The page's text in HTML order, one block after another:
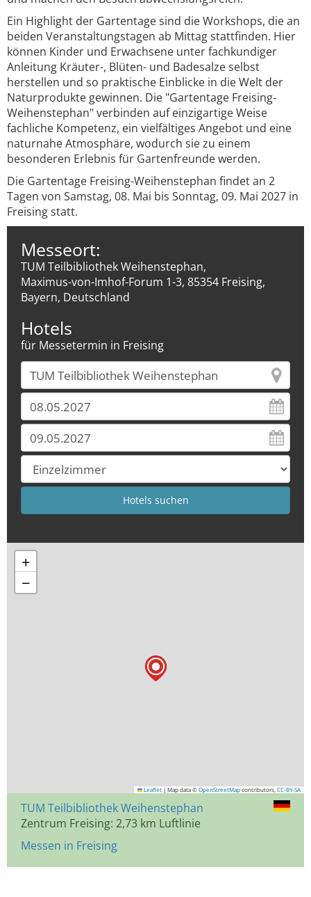
Ein Highlight der Gartentage sind die Workshops, die an
beiden Veranstaltungstagen ab Mittag stattfinden. Hier
können Kinder und Erwachsene unter fachkundiger
Anleitung Kräuter-, Blüten- und Badesalze selbst
herstellen und so praktische Einblicke in die Welt der
Naturprodukte gewinnen. Die "Gartentage Freising-
Weihenstephan" verbinden auf einzigartige Weise
fachliche Kompetenz, ein vielfältiges Angebot und eine
naturnahe Atmosphäre, wodurch sie zu einem
besonderen Erlebnis für Gartenfreunde werden.
Die Gartentage Freising-Weihenstephan findet an 2
Tagen von Samstag, 08. Mai bis Sonntag, 09. Mai 2027 in
Freising statt.
Messeort:
TUM Teilbibliothek Weihenstephan,
Maximus-von-Imhof-Forum 1-3, 85354 Freising,
Bayern, Deutschland
Hotels
für Messetermin in Freising
+
−
Leaflet | Map data © OpenStreetMap contributors, CC-BY-SA
TUM Teilbibliothek Weihenstephan
Zentrum Freising: 2,73 km Luftlinie
Messen in Freising